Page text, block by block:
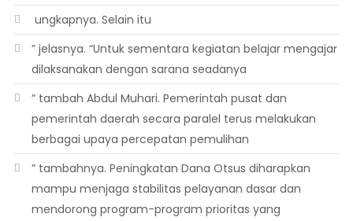
 ungkapnya. Selain itu
” jelasnya. “Untuk sementara kegiatan belajar mengajar
dilaksanakan dengan sarana seadanya
” tambah Abdul Muhari. Pemerintah pusat dan
pemerintah daerah secara paralel terus melakukan
berbagai upaya percepatan pemulihan
” tambahnya. Peningkatan Dana Otsus diharapkan
mampu menjaga stabilitas pelayanan dasar dan
mendorong program-program prioritas yang